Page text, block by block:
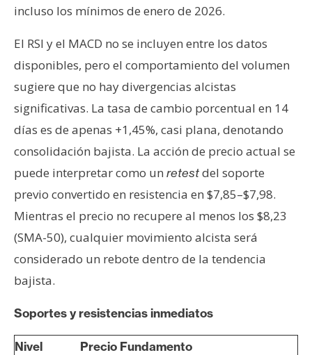
incluso los mínimos de enero de 2026.
El RSI y el MACD no se incluyen entre los datos
disponibles, pero el comportamiento del volumen
sugiere que no hay divergencias alcistas
significativas. La tasa de cambio porcentual en 14
días es de apenas +1,45%, casi plana, denotando
consolidación bajista. La acción de precio actual se
puede interpretar como un retestdel soporte
previo convertido en resistencia en $7,85–$7,98.
Mientras el precio no recupere al menos los $8,23
(SMA-50), cualquier movimiento alcista será
considerado un rebote dentro de la tendencia
bajista.
Soportes y resistencias inmediatos
Nivel Precio Fundamento